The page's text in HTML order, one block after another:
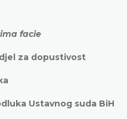
facie
za dopustivost
Ustavnog suda BiH